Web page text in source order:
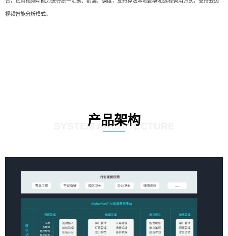
视频智能分析模式。
产品架构
SYSTEM ARCHITECTURE